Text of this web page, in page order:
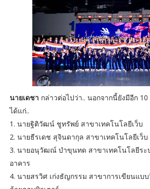
นายเดชา กล่าวต่อไปว่า.. นอกจากนี้ยังมีอีก
ได้แก่..
1. นายฐิติวัฒน์ ชูทรัพย์ สาขาเทคโนโลยีเว็บ
2. นายธีรเดช สุจินดากุล สาขาเทคโนโลยีเว็บ
3. นายอนุวัฒณ์ บำขุนทด สาขาเทคโนโลยีระ
อาคาร
4. นายสรวิศ เก่งธัญกรรม สาขาการเขียนแบบ